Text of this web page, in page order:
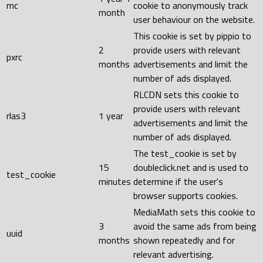
mc
month
cookie to anonymously track
user behaviour on the website.
pxrc
2
months
This cookie is set by pippio to
provide users with relevant
advertisements and limit the
number of ads displayed.
rlas3 1 year
RLCDN sets this cookie to
provide users with relevant
advertisements and limit the
number of ads displayed.
test_cookie
15
minutes
The test_cookie is set by
doubleclick.net and is used to
determine if the user's
browser supports cookies.
uuid
3
months
MediaMath sets this cookie to
avoid the same ads from being
shown repeatedly and for
relevant advertising.